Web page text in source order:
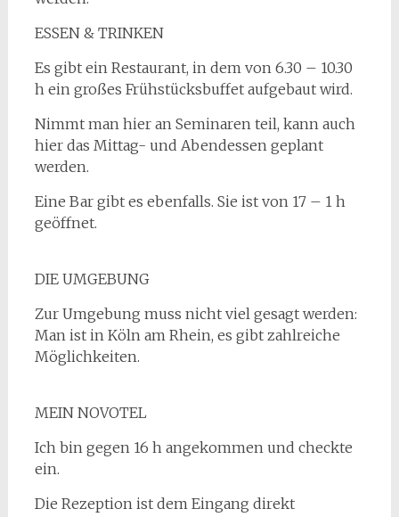
ESSEN & TRINKEN
Es gibt ein Restaurant, in dem von 6.30 – 10.30
h ein großes Frühstücksbuffet aufgebaut wird.
Nimmt man hier an Seminaren teil, kann auch
hier das Mittag- und Abendessen geplant
werden.
Eine Bar gibt es ebenfalls. Sie ist von 17 – 1 h
geöffnet.
DIE UMGEBUNG
Zur Umgebung muss nicht viel gesagt werden:
Man ist in Köln am Rhein, es gibt zahlreiche
Möglichkeiten.
MEIN NOVOTEL
Ich bin gegen 16 h angekommen und checkte
ein.
Die Rezeption ist dem Eingang direkt